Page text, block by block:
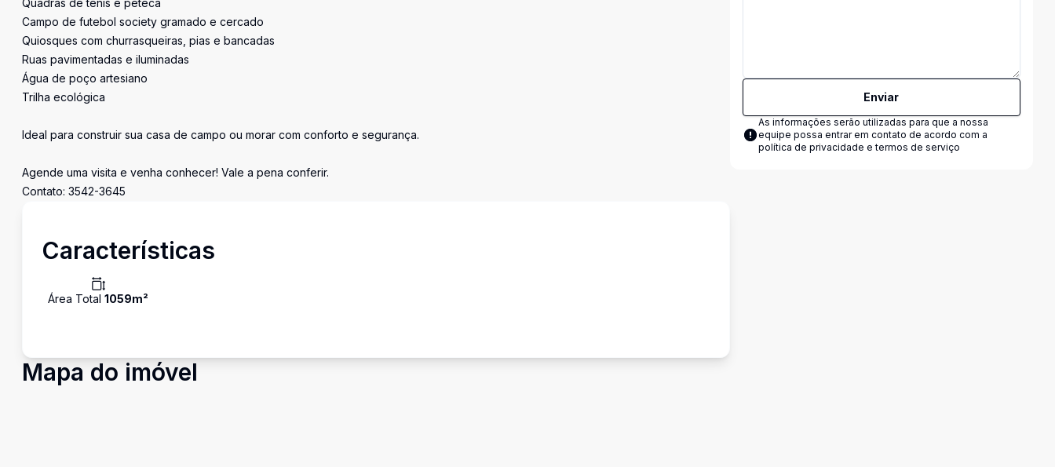
Quadras de tênis e peteca
Campo de futebol society gramado e cercado
Quiosques com churrasqueiras, pias e bancadas
Ruas pavimentadas e iluminadas
Água de poço artesiano
Trilha ecológica
Ideal para construir sua casa de campo ou morar com conforto e segurança.
Agende uma visita e venha conhecer! Vale a pena conferir.
Contato: 3542-3645
Características
Área Total 1059m²
Mapa do imóvel
Enviar
As informações serão utilizadas para que a nossa
equipe possa entrar em contato de acordo com a
política de privacidade e termos de serviço